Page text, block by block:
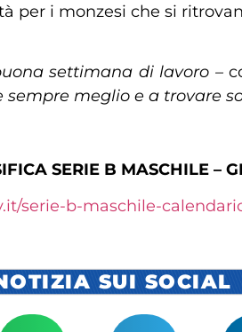
per i monzesi che si
settimana di lavoro –
meglio e a trovare
SERIE B MASCHILE –
serie-b-maschile-
SUI SOCIAL